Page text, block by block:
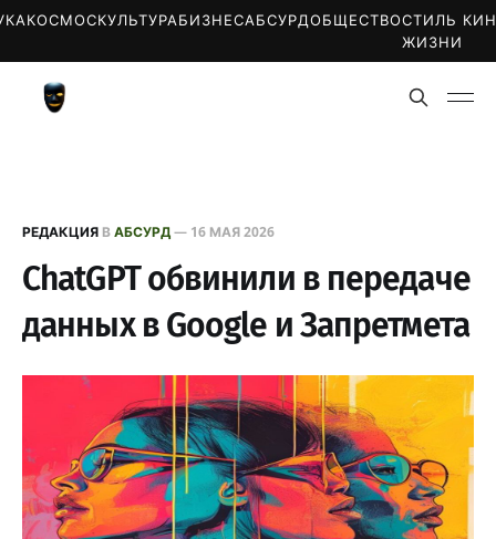
КОСМОСКУЛЬТУРАБИЗНЕСАБСУРДОБЩЕСТВОСТИЛЬ
ЖИЗНИ
РЕДАКЦИЯ ВАБСУРД— 16 МАЯ 2026
ChatGPT обвинили в передаче
данных в Google и Запретмета